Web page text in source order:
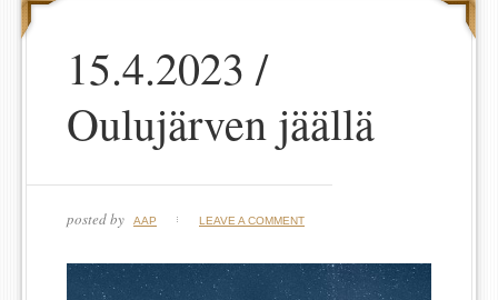
15.4.2023 /
Oulujärven jäällä
posted by AAP LEAVE A COMMENT